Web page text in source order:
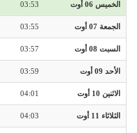
الخميس 06 أوت 03:53
الجمعة 07 أوت 03:55
السبت 08 أوت 03:57
الأحد 09 أوت 03:59
الاثنين 10 أوت 04:01
الثلاثاء 11 أوت 04:03